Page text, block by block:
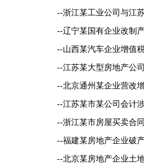
--浙江某工业公司与江
--辽宁某国有企业改制
--山西某汽车企业增值
--江苏某大型房地产公
--北京通州某企业营改
--江苏某市某公司会计
--浙江某市房屋买卖合
--福建某房地产企业破
--北京某房地产企业土